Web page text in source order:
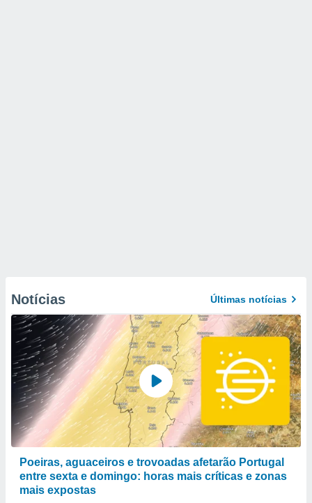
Notícias Últimas notícias
Poeiras, aguaceiros e trovoadas afetarão Portugal
entre sexta e domingo: horas mais críticas e zonas
mais expostas